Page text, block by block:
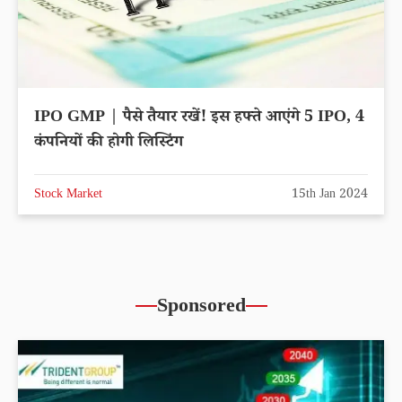
IPO GMP | पैसे तैयार रखें! इस हफ्ते आएंगे 5 IPO, 4
कंपनियों की होगी लिस्टिंग
Stock Market 15th Jan 2024
Sponsored